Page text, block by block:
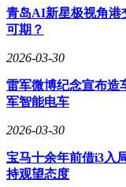
中，机器视觉与AI、
力。公司将继续深化
青岛AI新星极视角港
可期？
2026-03-30
雷军微博纪念宣布造
军智能电车
2026-03-30
宝马十余年前借i3入
持观望态度